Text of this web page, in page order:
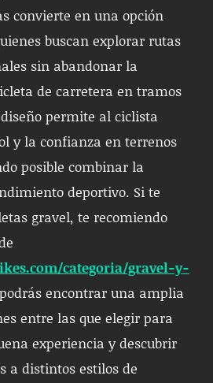
convierte en una opción
buscan explorar rutas
sin abandonar la
de carretera en tramos
permite al ciclista
y la confianza en terrenos
posible combinar la
deportivo. Si te
gravel, te recomiendo
categoria/gravel-y-
encontrar una amplia
entre las que elegir para
experiencia y descubrir
a distintos estilos de